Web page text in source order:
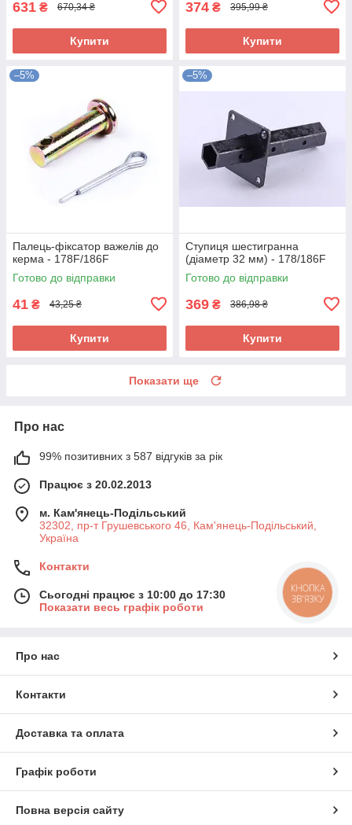
631 ₴ 670,34 ₴
Купити
374 ₴ 395,99 ₴
Купити
–5%
Палець-фіксатор важелів до
керма - 178F/186F
Готово до відправки
41 ₴ 43,25 ₴
Купити
–5%
Ступиця шестигранна
(діаметр 32 мм) - 178/186F
Готово до відправки
369 ₴ 386,98 ₴
Купити
Показати ще
Про нас
99% позитивних з 587 відгуків за рік
Працює з 20.02.2013
м. Кам'янець-Подільський
32302, пр-т Грушевського 46, Кам'янець-Подільський,
Україна
Контакти
Сьогодні працює з 10:00 до 17:30
Показати весь графік роботи
Про нас
Контакти
Доставка та оплата
Графік роботи
Повна версія сайту
КНОПКА
ЗВ'ЯЗКУ